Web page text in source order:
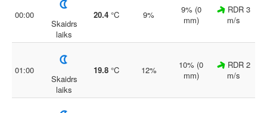
00:00
Skaidrs
laiks
20.4 °C 9%
9% (0
mm)
RDR 3
m/s
01:00
Skaidrs
laiks
19.8 °C 12%
10% (0
mm)
RDR 2
m/s